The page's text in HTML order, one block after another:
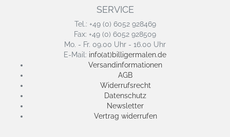
SERVICE
Tel.: +49 (0) 6052 928469
Fax: +49 (0) 6052 928509
Mo. - Fr. 09.00 Uhr - 16.00 Uhr
E-Mail: info(at)billigermalen.de
Versandinformationen
AGB
Widerrufsrecht
Datenschutz
Newsletter
Vertrag widerrufen